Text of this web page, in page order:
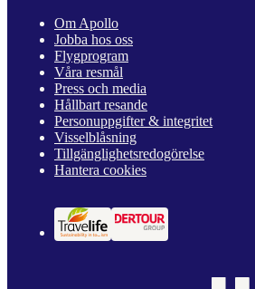
Om Apollo
Jobba hos oss
Flygprogram
Våra resmål
Press och media
Hållbart resande
Personuppgifter & integritet
Visselblåsning
Tillgänglighetsredogörelse
Hantera cookies